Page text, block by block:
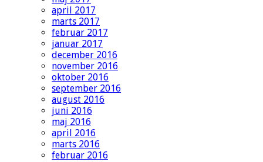
april 2017
marts 2017
februar 2017
januar 2017
december 2016
november 2016
oktober 2016
september 2016
august 2016
juni 2016
maj 2016
april 2016
marts 2016
februar 2016